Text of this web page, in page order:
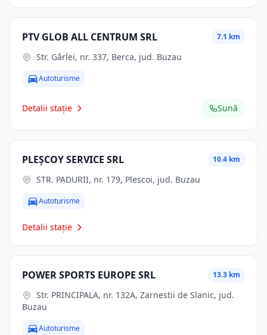
PTV GLOB ALL CENTRUM SRL 7.1 km
Str. Gârlei, nr. 337, Berca, jud. Buzau
Autoturisme
Detalii stație Sună
PLEŞCOY SERVICE SRL 10.4 km
STR. PADURII, nr. 179, Plescoi, jud. Buzau
Autoturisme
Detalii stație
POWER SPORTS EUROPE SRL 13.3 km
Buzau
Autoturisme